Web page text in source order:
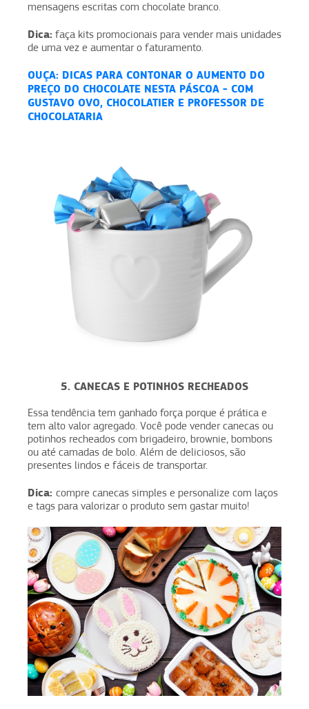
mensagens escritas com chocolate branco.
Dica: faça kits promocionais para vender mais unidades
de uma vez e aumentar o faturamento.
OUÇA: DICAS PARA CONTONAR O AUMENTO DO
PREÇO DO CHOCOLATE NESTA PÁSCOA - COM
GUSTAVO OVO, CHOCOLATIER E PROFESSOR DE
CHOCOLATARIA
5. CANECAS E POTINHOS RECHEADOS
Essa tendência tem ganhado força porque é prática e
tem alto valor agregado. Você pode vender canecas ou
potinhos recheados com brigadeiro, brownie, bombons
ou até camadas de bolo. Além de deliciosos, são
presentes lindos e fáceis de transportar.
Dica: compre canecas simples e personalize com laços
e tags para valorizar o produto sem gastar muito!